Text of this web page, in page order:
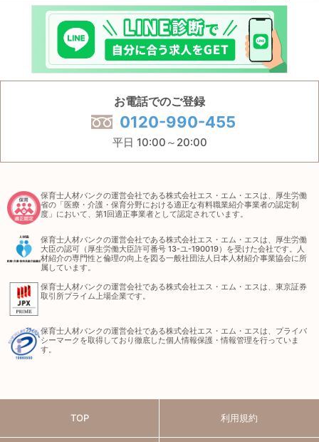
お電話でのご登録
0120-990-455
平日 10:00～20:00
保育士人材バンクの運営会社である株式会社エス・エム・エスは、厚生労働
省の「医療・介護・保育分野における適正な有料職業紹介事業者の認定制
度」において、第1回適正事業者として認定されています。
保育士人材バンクの運営会社である株式会社エス・エム・エスは、厚生労働
大臣の認可（厚生労働大臣許可番号 13-ユ-190019）を受けた会社です。人
材紹介の専門性と倫理の向上を図る一般社団法人日本人材紹介事業協会に所
属しています。
保育士人材バンクの運営会社である株式会社エス・エム・エスは、東京証券
取引所プライム上場企業です。
保育士人材バンクの運営会社である株式会社エス・エム・エスは、プライバ
シーマークを取得しており徹底した個人情報保護・情報管理を行っていま
す。
TOP 利用規約